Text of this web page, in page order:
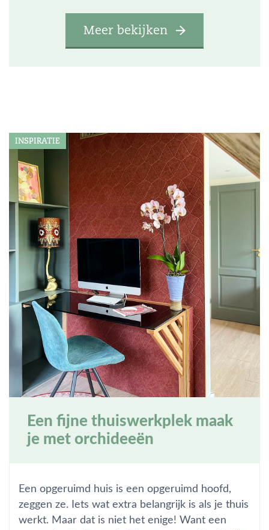
Meer bekijken
INSPIRATIE
Een fijne thuiswerkplek maak
je met orchideeën
Een opgeruimd huis is een opgeruimd hoofd,
zeggen ze. Iets wat extra belangrijk is als je thuis
werkt. Maar dat is niet het enige! Want een